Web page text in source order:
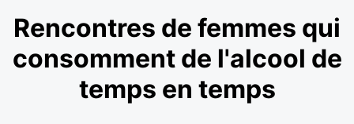
Rencontres de femmes qui
consomment de l'alcool de
temps en temps